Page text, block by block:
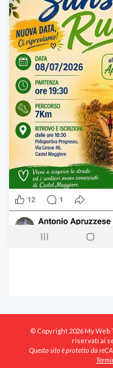
© Copyright 2026 My Web
riservati ai
Questo sito è protetto da